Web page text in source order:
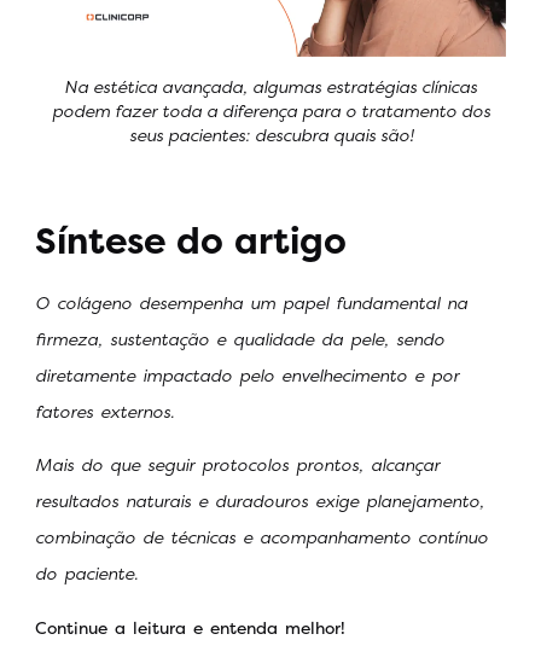
Na estética avançada, algumas estratégias clínicas
podem fazer toda a diferença para o tratamento dos
seus pacientes: descubra quais são!
Síntese do artigo
O colágeno desempenha um papel fundamental na
firmeza, sustentação e qualidade da pele, sendo
diretamente impactado pelo envelhecimento e por
fatores externos.
Mais do que seguir protocolos prontos, alcançar
resultados naturais e duradouros exige planejamento,
combinação de técnicas e acompanhamento contínuo
do paciente.
Continue a leitura e entenda melhor!